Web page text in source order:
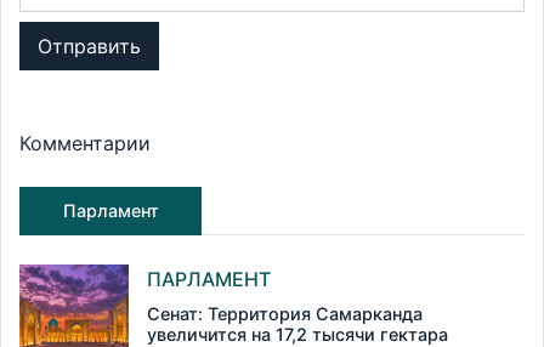
Отправить
Комментарии
Парламент
ПАРЛАМЕНТ
Сенат: Территория Самарканда
увеличится на 17,2 тысячи гектара